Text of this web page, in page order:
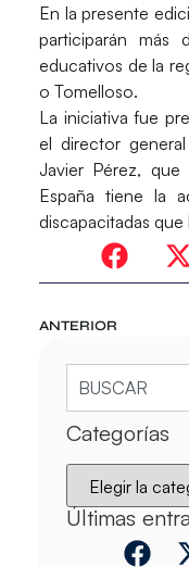
En la presente
participarán
educativos de la
o Tomelloso.
La iniciativa fue
el director
Javier Pérez,
España tiene la
discapacitadas
ANTERIOR
Categorías
Últimas